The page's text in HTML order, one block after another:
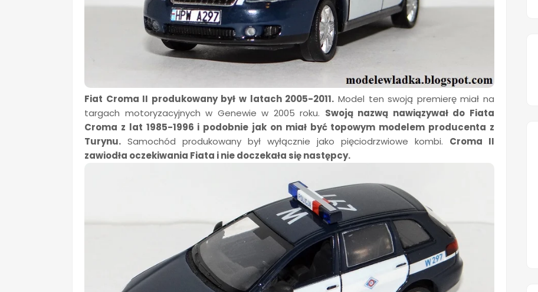
Fiat Croma II produkowany był w latach 2005-2011. Model ten swoją premierę miał na
targach motoryzacyjnych w Genewie w 2005 roku. Swoją nazwą nawiązywał do Fiata
Croma z lat 1985-1996 i podobnie jak on miał być topowym modelem producenta z
Turynu. Samochód produkowany był wyłącznie jako pięciodrzwiowe kombi. Croma II
zawiodła oczekiwania Fiata i nie doczekała się następcy.